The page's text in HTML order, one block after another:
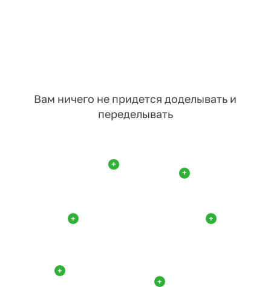
Вам ничего не придется доделывать и
переделывать
+
+ +
+
+
+